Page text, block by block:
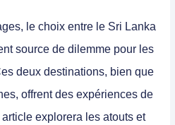
le choix entre le Sri Lanka
source de dilemme pour les
deux destinations, bien que
offrent des expériences de
explorera les atouts et